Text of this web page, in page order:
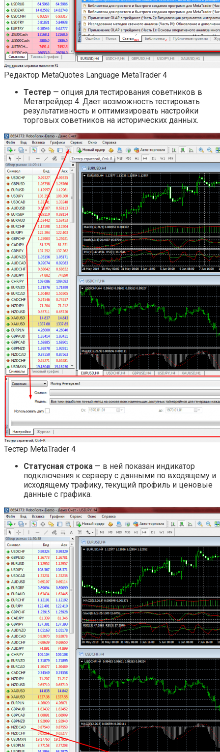
Редактор MetaQuotes Language MetaTrader 4
Тестер — опция для тестирования советников в
Метатрейдер 4. Дает возможность тестировать
результативность и оптимизировать настройки
торговых советников на исторических данных.
Тестер MetaTrader 4
Статусная строка — в ней показан индикатор
подключения к серверу с данными по входящему и
исходящему трафику, текущий профиль и ценовые
данные с графика.